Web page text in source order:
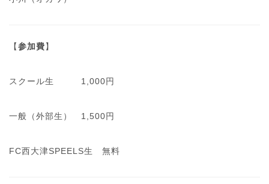
【参加費】
スクール生 1,000円
一般（外部生） 1,500円
FC西大津SPEELS生 無料